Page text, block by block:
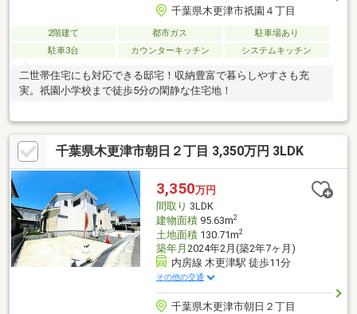
千葉県木更津市祇園４丁目
2階建て 都市ガス
駐車場あり
駐車3台
カウンターキッチン システムキッチン
二世帯住宅にも対応できる邸宅！収納豊富で暮らしやすさも充
実。祇園小学校まで徒歩5分の閑静な住宅地！
千葉県木更津市朝日２丁目 3,350万円 3LDK
3,350万円
間取り 3LDK
建物面積95.63m2
土地面積130.71m2
築年月 2024年2月(築2年7ヶ月)
内房線 木更津駅 徒歩11分
その他の交通
千葉県木更津市朝日２丁目